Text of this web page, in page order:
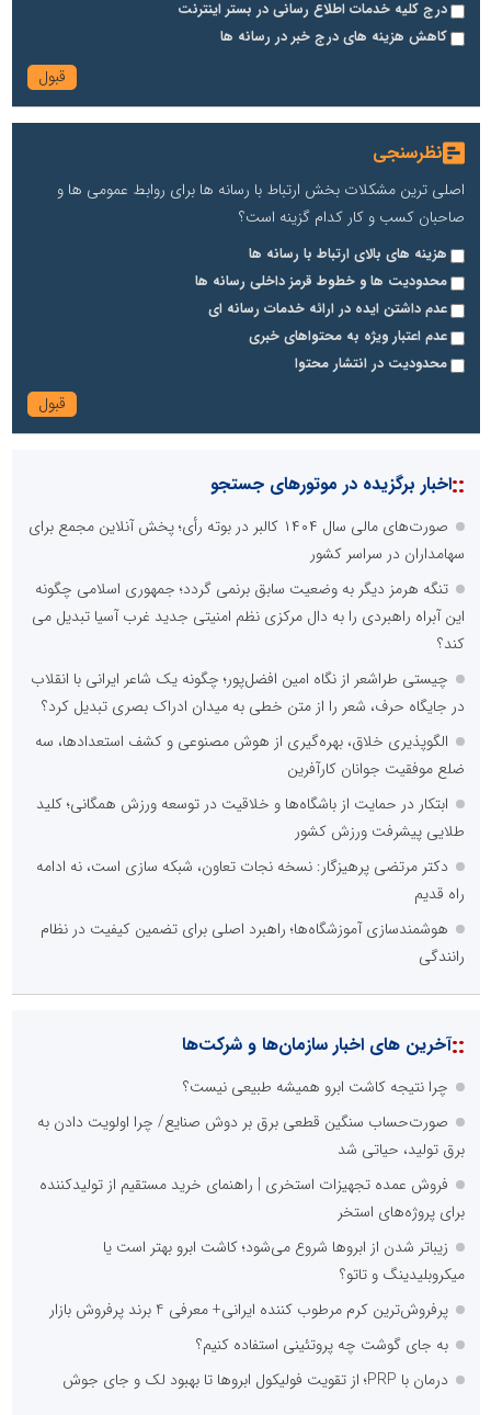
درج کلیه خدمات اطلاع رسانی در بستر اینترنت
کاهش هزینه های درج خبر در رسانه ها
نظرسنجی
اصلی ترین مشکلات بخش ارتباط با رسانه ها برای روابط عمومی ها و
صاحبان کسب و کار کدام گزینه است؟
هزینه های بالای ارتباط با رسانه ها
محدودیت ها و خطوط قرمز داخلی رسانه ها
عدم داشتن ایده در ارائه خدمات رسانه ای
عدم اعتبار ویژه به محتواهای خبری
محدودیت در انتشار محتوا
::اخبار برگزیده در موتورهای جستجو
صورت‌های مالی سال ۱۴۰۴ کالبر در بوته رأی؛ پخش آنلاین مجمع برای
سهامداران در سراسر کشور
تنگه هرمز دیگر به وضعیت سابق برنمی گردد؛ جمهوری اسلامی چگونه
این آبراه راهبردی را به دال مرکزی نظم امنیتی جدید غرب آسیا تبدیل می
کند؟
چیستی طراشعر از نگاه امین افضل‌پور؛ چگونه یک شاعر ایرانی با انقلاب
در جایگاه حرف، شعر را از متن خطی به میدان ادراک بصری تبدیل کرد؟
الگوپذیری خلاق، بهره‌گیری از هوش مصنوعی و کشف استعدادها، سه
ضلع موفقیت جوانان کارآفرین
ابتکار در حمایت از باشگاه‌ها و خلاقیت در توسعه ورزش همگانی؛ کلید
طلایی پیشرفت ورزش کشور
دکتر مرتضی پرهیزگار: نسخه نجات تعاون، شبکه سازی است، نه ادامه
راه قدیم
هوشمندسازی آموزشگاه‌ها؛ راهبرد اصلی برای تضمین کیفیت در نظام
رانندگی
::آخرین های اخبار سازمان‌ها و شرکت‌ها
چرا نتیجه کاشت ابرو همیشه طبیعی نیست؟
صورت‌حساب سنگین قطعی برق بر دوش صنایع/ چرا اولویت دادن به
برق تولید، حیاتی شد
فروش عمده تجهیزات استخری | راهنمای خرید مستقیم از تولیدکننده
برای پروژه‌های استخر
زیباتر شدن از ابروها شروع می‌شود؛ کاشت ابرو بهتر است یا
میکروبلیدینگ و تاتو؟
پرفروش‌ترین کرم مرطوب کننده ایرانی+ معرفی 4 برند پرفروش بازار
به جای گوشت چه پروتئینی استفاده کنیم؟
درمان با PRP؛ از تقویت فولیکول ابروها تا بهبود لک و جای جوش